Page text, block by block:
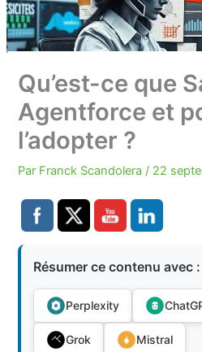
Qu’est-ce que
Agentforce et
l’adopter ?
Par Franck Scandolera / 22
Résumer ce contenu avec :
Perplexity
Grok Mistral